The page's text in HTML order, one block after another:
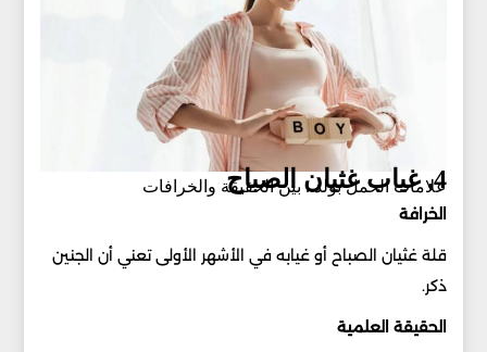
علامات الحمل بولد.. بين الحقيقة والخرافات
4. غياب غثيان الصباح
الخرافة
قلة غثيان الصباح أو غيابه في الأشهر الأولى تعني أن الجنين
ذكر.
الحقيقة العلمية